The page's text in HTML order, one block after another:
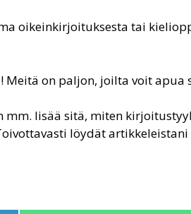
oikeinkirjoituksesta tai
on paljon, joilta voit apua
mm. lisää sitä, miten
löydät